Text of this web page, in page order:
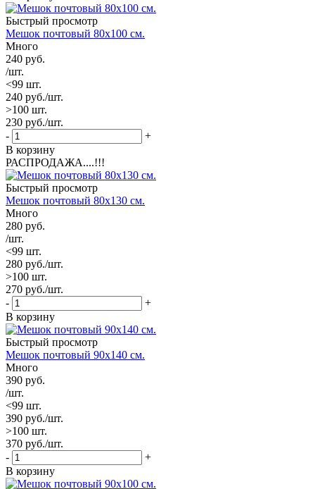
Быстрый просмотр
Мешок почтовый 80х100 см.
Много
240 руб.
/шт.
<99 шт.
240 руб./шт.
>100 шт.
230 руб./шт.
-
+
В корзину
РАСПРОДАЖА....!!!
Быстрый просмотр
Мешок почтовый 80х130 см.
Много
280 руб.
/шт.
<99 шт.
280 руб./шт.
>100 шт.
270 руб./шт.
-
+
В корзину
Быстрый просмотр
Мешок почтовый 90х140 см.
Много
390 руб.
/шт.
<99 шт.
390 руб./шт.
>100 шт.
370 руб./шт.
-
+
В корзину